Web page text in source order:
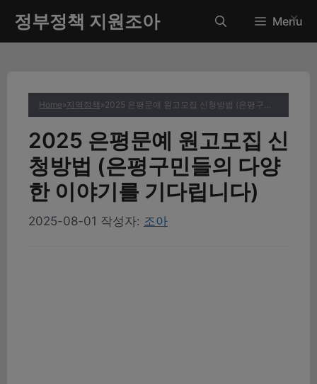
츠
정부정책 지원조아 Menu
Home»지역정책 » 2025 은평문예 원고모집 신청방법 (은평구민들의 다양한 이야기를 기다립니다)
2025 은평문예 원고모집 신
청방법 (은평구민들의 다양
한 이야기를 기다립니다)
2025-08-01 작성자: 조아
✕